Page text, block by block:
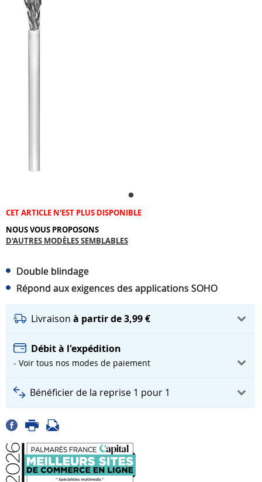
CET ARTICLE N'EST PLUS DISPONIBLE
NOUS VOUS PROPOSONS
D'AUTRES MODÈLES SEMBLABLES
Double blindage
Répond aux exigences des applications SOHO
Livraison à partir de 3,99 €
Débit à l'expédition
- Voir tous nos modes de paiement
Bénéficier de la reprise 1 pour 1